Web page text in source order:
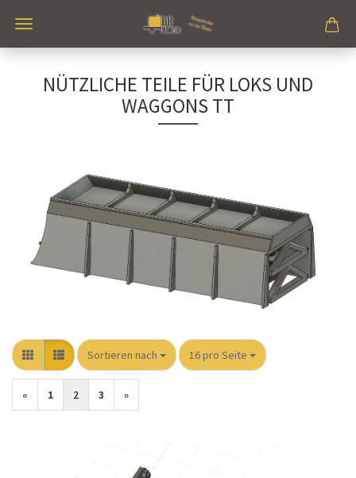
NÜTZLICHE TEILE FÜR LOKS UND
WAGGONS TT
Sortieren nach
Sortieren nach 16 pro Seite
pro Seite
« 1 2 3 »